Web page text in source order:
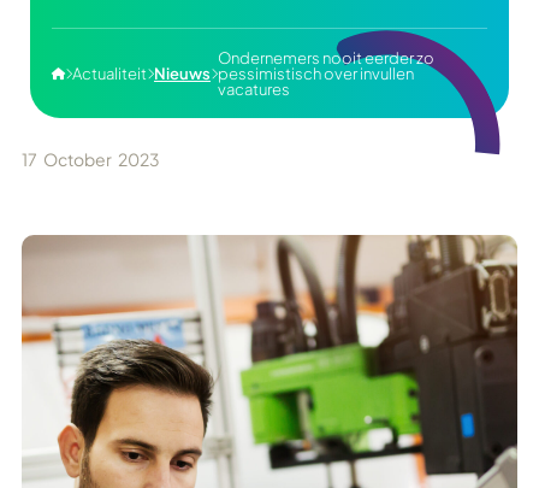
Actualiteit Nieuws 
Ondernemers nooit eerder zo
pessimistisch over invullen
vacatures
17 October 2023